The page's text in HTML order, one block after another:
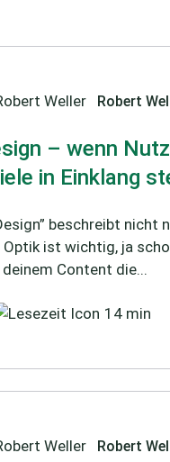
Robert
– wenn
in Einklang
beschreibt nicht
Optik ist wichtig, ja
Content die...
14 min
Robert